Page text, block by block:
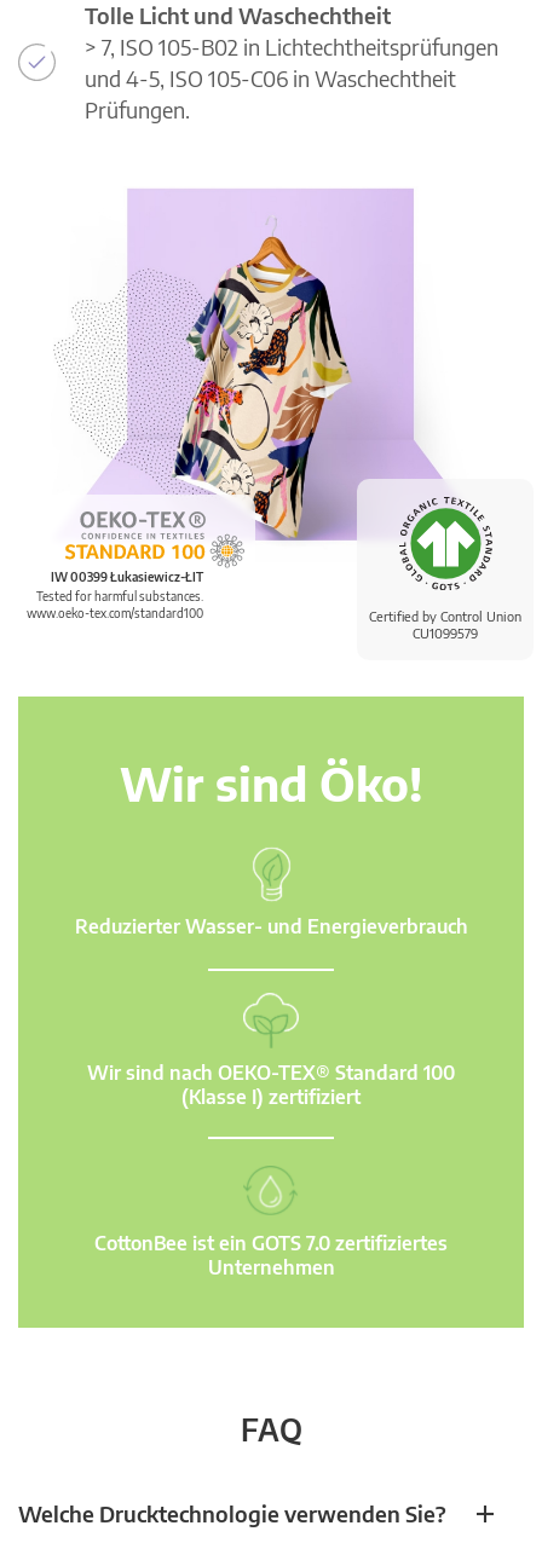
Certified by Control Union
CU1099579
IW 00399 Łukasiewicz-ŁIT
Tested for harmful substances.
www.oeko-tex.com/standard100
Tolle Licht und Waschechtheit
> 7, ISO 105-B02 in Lichtechtheitsprüfungen
und 4-5, ISO 105-C06 in Waschechtheit
Prüfungen.
Wir sind Öko!
Reduzierter Wasser- und Energieverbrauch
Wir sind nach OEKO-TEX® Standard 100
(Klasse I) zertifiziert
CottonBee ist ein GOTS 7.0 zertifiziertes
Unternehmen
FAQ
Welche Drucktechnologie verwenden Sie?